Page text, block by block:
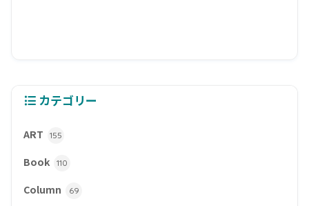
カテゴリー
ART 155
Book 110
Column 69